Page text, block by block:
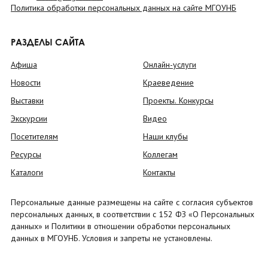
Политика обработки персональных данных на сайте МГОУНБ
РАЗДЕЛЫ САЙТА
Афиша
Новости
Выставки
Экскурсии
Посетителям
Ресурсы
Каталоги
Онлайн-услуги
Краеведение
Проекты. Конкурсы
Видео
Наши клубы
Коллегам
Контакты
Персональные данные размещены на сайте с согласия субъектов
персональных данных, в соответствии с 152 ФЗ «О Персональных
данных» и Политики в отношении обработки персональных
данных в МГОУНБ. Условия и запреты не установлены.